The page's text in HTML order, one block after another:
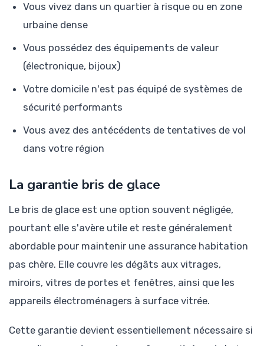
Vous vivez dans un quartier à risque ou en zone
urbaine dense
Vous possédez des équipements de valeur
(électronique, bijoux)
Votre domicile n'est pas équipé de systèmes de
sécurité performants
Vous avez des antécédents de tentatives de vol
dans votre région
La garantie bris de glace
Le bris de glace est une option souvent négligée,
pourtant elle s'avère utile et reste généralement
abordable pour maintenir une assurance habitation
pas chère. Elle couvre les dégâts aux vitrages,
miroirs, vitres de portes et fenêtres, ainsi que les
appareils électroménagers à surface vitrée.
Cette garantie devient essentiellement nécessaire si